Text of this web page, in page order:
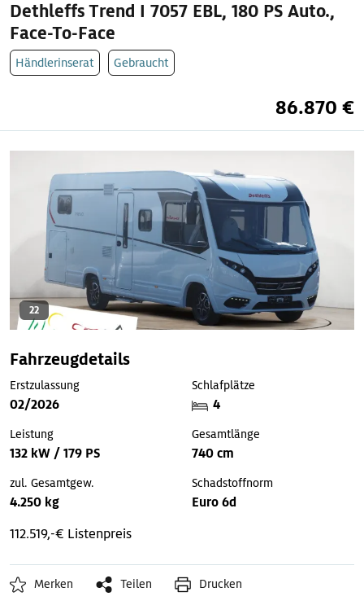
Dethleffs Trend I 7057 EBL, 180 PS Auto.,
Face-To-Face
Händlerinserat Gebraucht
86.870 €
22
Fahrzeugdetails
Erstzulassung
02/2026
Schlafplätze
4
Leistung
132 kW / 179 PS
Gesamtlänge
740 cm
zul. Gesamtgew.
4.250 kg
Schadstoffnorm
Euro 6d
112.519,-€ Listenpreis
Merken Teilen Drucken